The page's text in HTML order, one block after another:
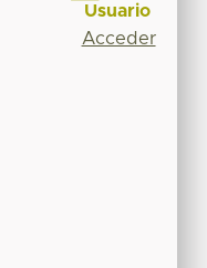
Usuario
Acceder